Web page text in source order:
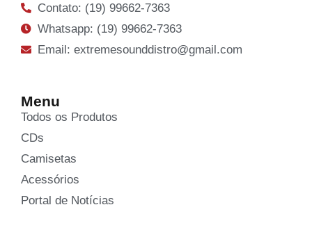
Contato: (19) 99662-7363
Whatsapp: (19) 99662-7363
Email: extremesounddistro@gmail.com
Menu
Todos os Produtos
CDs
Camisetas
Acessórios
Portal de Notícias